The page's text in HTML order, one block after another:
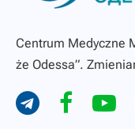
Centrum Medyczne
że Odessa”.